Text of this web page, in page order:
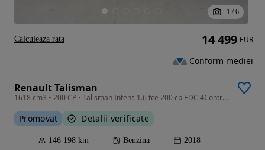
1 / 6
Renault Talisman
1618 cm3 • 200 CP • Talisman Intens 1.6 tce 200 cp EDC 4Control,unic proprietar,tva ded.
Promovat Detalii verificate
146 198 km Benzina 2018
14 499 EUR
Conform mediei
Calculeaza rata